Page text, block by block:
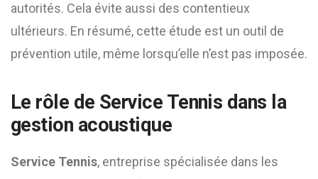
autorités. Cela évite aussi des contentieux
ultérieurs. En résumé, cette étude est un outil de
prévention utile, même lorsqu’elle n’est pas imposée.
Le rôle de Service Tennis dans la
gestion acoustique
Service Tennis, entreprise spécialisée dans les